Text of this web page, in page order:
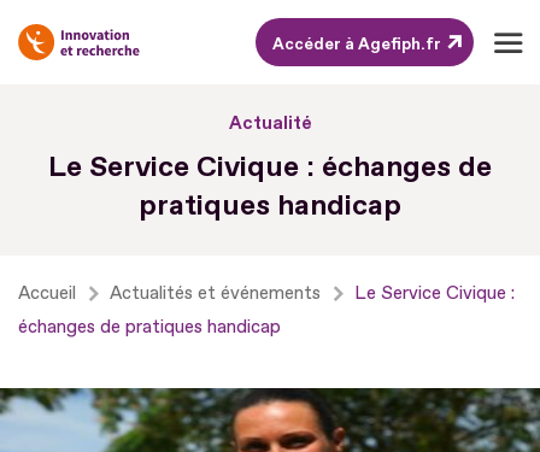
pied
de
Accéder à Agefiph.fr
Actualité
Le Service Civique : échanges de
pratiques handicap
Accueil Actualités et événements
Le Service Civique :
échanges de pratiques handicap